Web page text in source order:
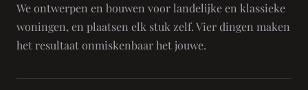
We ontwerpen en bouwen voor landelijke en klassieke
woningen, en plaatsen elk stuk zelf. Vier dingen maken
het resultaat onmiskenbaar het jouwe.